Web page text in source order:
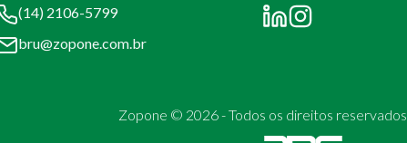
(14) 2106-5799
bru@zopone.com.br
Zopone © 2026 - Todos os direitos reservados